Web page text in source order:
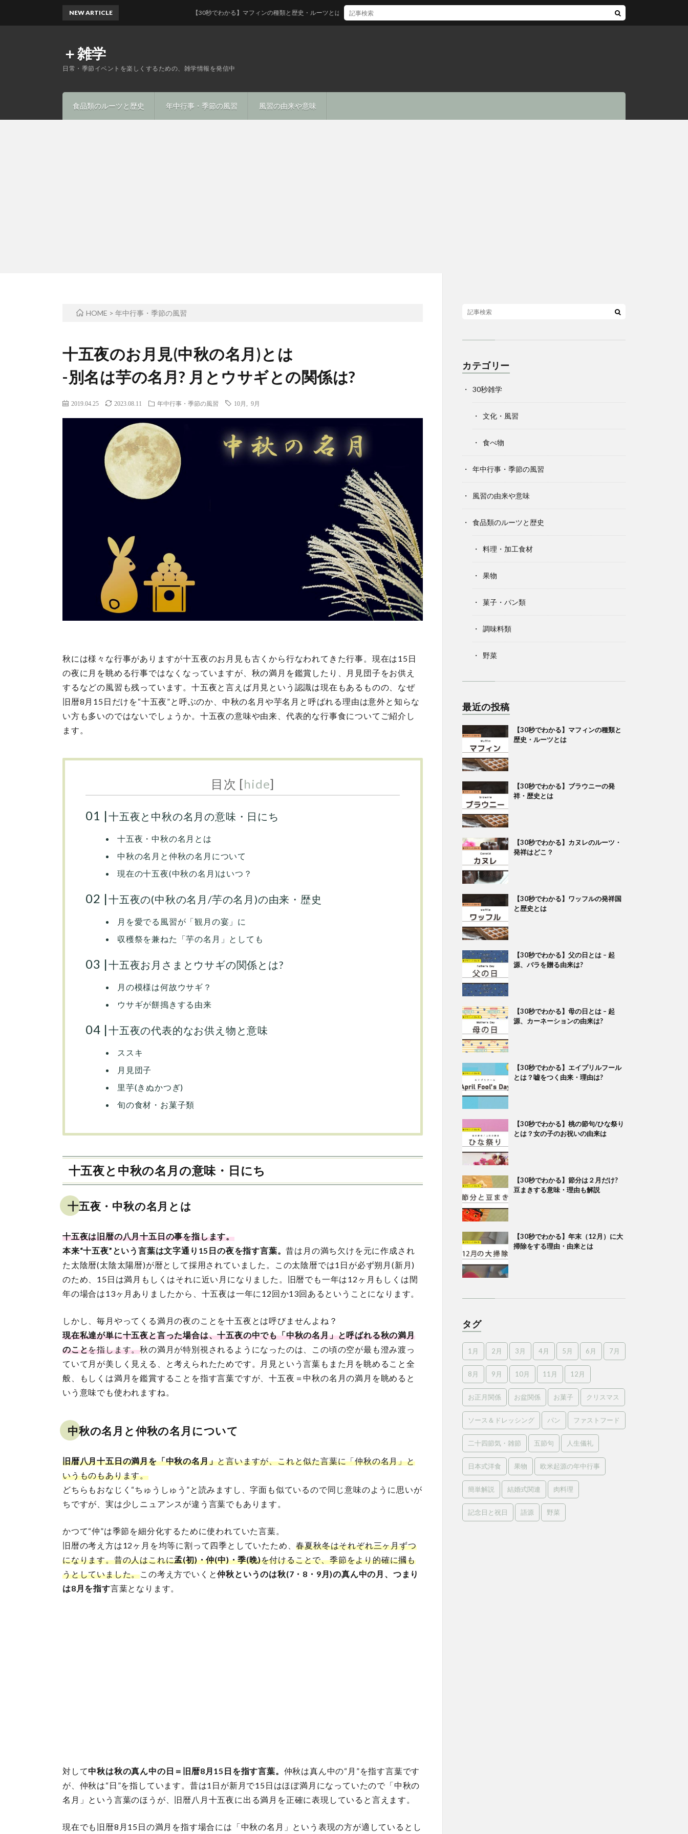
＋雑学
日常・季節イベントを楽しくするための、雑学情報を発信中
食品類のルーツと歴史 年中行事・季節の風習 風習の由来や意味
NEW ARTICLE 【30秒でわかる】マフィンの種類と歴史・ルーツとは
HOME >年中行事・季節の風習
十五夜のお月見(中秋の名月)とは
-別名は芋の名月? 月とウサギとの関係は?
2019.04.25 2023.08.11 年中行事・季節の風習 10月 9月
秋には様々な行事がありますが十五夜のお月見も古くから行なわれてきた行事。現在は15日
の夜に月を眺める行事ではなくなっていますが、秋の満月を鑑賞したり、月見団子をお供え
するなどの風習も残っています。十五夜と言えば月見という認識は現在もあるものの、なぜ
旧暦8月15日だけを“十五夜”と呼ぶのか、中秋の名月や芋名月と呼ばれる理由は意外と知らな
い方も多いのではないでしょうか。十五夜の意味や由来、代表的な行事食についてご紹介し
ます。
目次 [hide]
十五夜と中秋の名月の意味・日にち
十五夜・中秋の名月とは
中秋の名月と仲秋の名月について
現在の十五夜(中秋の名月)はいつ？
十五夜の(中秋の名月/芋の名月)の由来・歴史
月を愛でる風習が「観月の宴」に
収穫祭を兼ねた「芋の名月」としても
十五夜お月さまとウサギの関係とは?
月の模様は何故ウサギ？
ウサギが餅搗きする由来
十五夜の代表的なお供え物と意味
ススキ
月見団子
里芋(きぬかつぎ)
旬の食材・お菓子類
十五夜と中秋の名月の意味・日にち
十五夜・中秋の名月とは
十五夜は旧暦の八月十五日の事を指します。
本来“十五夜”という言葉は文字通り15日の夜を指す言葉。昔は月の満ち欠けを元に作成され
た太陰暦(太陰太陽暦)が暦として採用されていました。この太陰暦では1日が必ず朔月(新月)
のため、15日は満月もしくはそれに近い月になりました。旧暦でも一年は12ヶ月もしくは閏
年の場合は13ヶ月ありましたから、十五夜は一年に12回か13回あるということになります。
しかし、毎月やってくる満月の夜のことを十五夜とは呼びませんよね？
現在私達が単に十五夜と言った場合は、十五夜の中でも「中秋の名月」と呼ばれる秋の満月
のことを指します。秋の満月が特別視されるようになったのは、この頃の空が最も澄み渡っ
ていて月が美しく見える、と考えられたためです。月見という言葉もまた月を眺めること全
般、もしくは満月を鑑賞することを指す言葉ですが、十五夜＝中秋の名月の満月を眺めると
いう意味でも使われますね。
中秋の名月と仲秋の名月について
旧暦八月十五日の満月を「中秋の名月」と言いますが、これと似た言葉に「仲秋の名月」と
いうものもあります。
どちらもおなじく“ちゅうしゅう”と読みますし、字面も似ているので同じ意味のように思いが
ちですが、実は少しニュアンスが違う言葉でもあります。
かつて“仲”は季節を細分化するために使われていた言葉。
旧暦の考え方は12ヶ月を均等に割って四季としていたため、春夏秋冬はそれぞれ三ヶ月ずつ
になります。昔の人はこれに孟(初)・仲(中)・季(晩)を付けることで、季節をより的確に摑も
うとしていました。 この考え方でいくと仲秋というのは秋(7・8・9月)の真ん中の月、つまり
は8月を指す言葉となります。
対して中秋は秋の真ん中の日＝旧暦8月15日を指す言葉。 仲秋は真ん中の“月”を指す言葉です
が、仲秋は“日”を指しています。昔は1日が新月で15日はほぼ満月になっていたので「中秋の
名月」という言葉のほうが、旧暦八月十五夜に出る満月を正確に表現していると言えます。
現在でも旧暦8月15日の満月を指す場合には「中秋の名月」という表現の方が適しているとし
カテゴリー
30秒雑学
文化・風習
食べ物
年中行事・季節の風習
風習の由来や意味
食品類のルーツと歴史
料理・加工食材
果物
菓子・パン類
調味料類
野菜
最近の投稿
【30秒でわかる】マフィンの種類と
歴史・ルーツとは
【30秒でわかる】ブラウニーの発
祥・歴史とは
【30秒でわかる】カヌレのルーツ・
発祥はどこ？
【30秒でわかる】ワッフルの発祥国
と歴史とは
【30秒でわかる】父の日とは – 起
源、バラを贈る由来は?
【30秒でわかる】母の日とは – 起
源、カーネーションの由来は?
【30秒でわかる】エイプリルフール
とは？嘘をつく由来・理由は?
【30秒でわかる】桃の節句/ひな祭り
とは？女の子のお祝いの由来は
【30秒でわかる】節分は２月だけ?
豆まきする意味・理由も解説
【30秒でわかる】年末（12月）に大
掃除をする理由・由来とは
タグ
1月 2月 3月 4月 5月 6月 7月
8月 9月 10月 11月 12月
お正月関係 お盆関係 お菓子 クリスマス
ソース＆ドレッシング パン ファストフード
二十四節気・雑節 五節句 人生儀礼
日本式洋食 果物 欧米起源の年中行事
簡単解説 結婚式関連 肉料理
記念日と祝日 語源 野菜